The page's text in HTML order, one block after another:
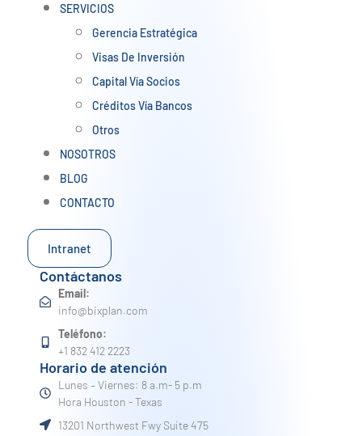
SERVICIOS
Gerencia Estratégica
Visas De Inversión
Capital Vía Socios
Créditos Vía Bancos
Otros
NOSOTROS
BLOG
CONTACTO
Intranet
Contáctanos
Email:
info@bixplan.com
Teléfono:
+1 832 412 2223
Horario de atención
Lunes – Viernes: 8 a.m- 5 p.m
Hora Houston - Texas
13201 Northwest Fwy Suite 475